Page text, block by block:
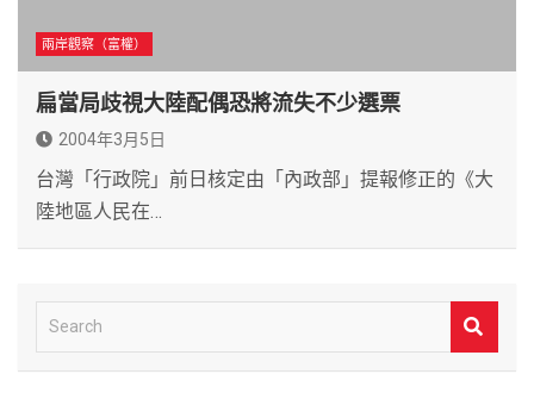
兩岸觀察（富權）
扁當局歧視大陸配偶恐將流失不少選票
2004年3月5日
台灣「行政院」前日核定由「內政部」提報修正的《大
陸地區人民在…
e